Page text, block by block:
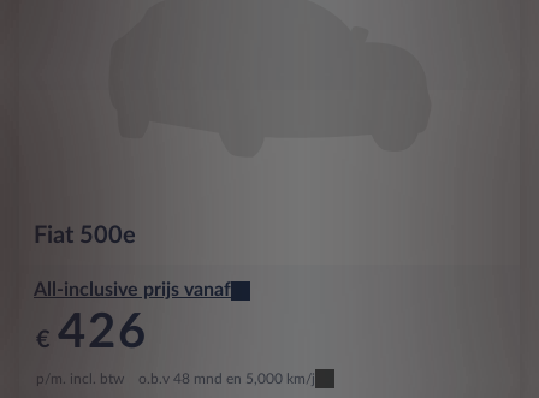
Fiat 500e
All-inclusive prijs vanaf
€ 426
p/m. incl. btw o.b.v 48 mnd en 5,000 km/j